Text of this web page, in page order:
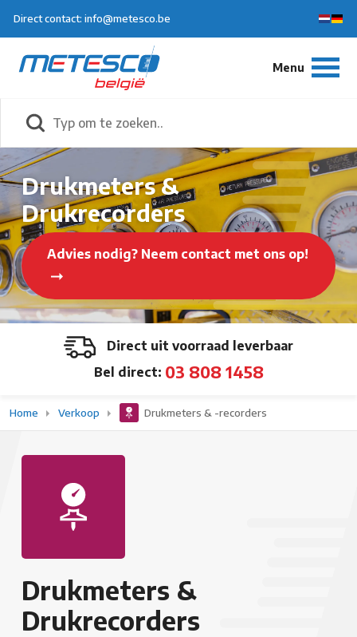
Direct contact: info@metesco.be
Drukmeters &
Drukrecorders
Advies nodig? Neem contact met ons op!
Direct uit voorraad leverbaar
Bel direct: 03 808 1458
Home Verkoop Drukmeters & -recorders
Drukmeters &
Drukrecorders